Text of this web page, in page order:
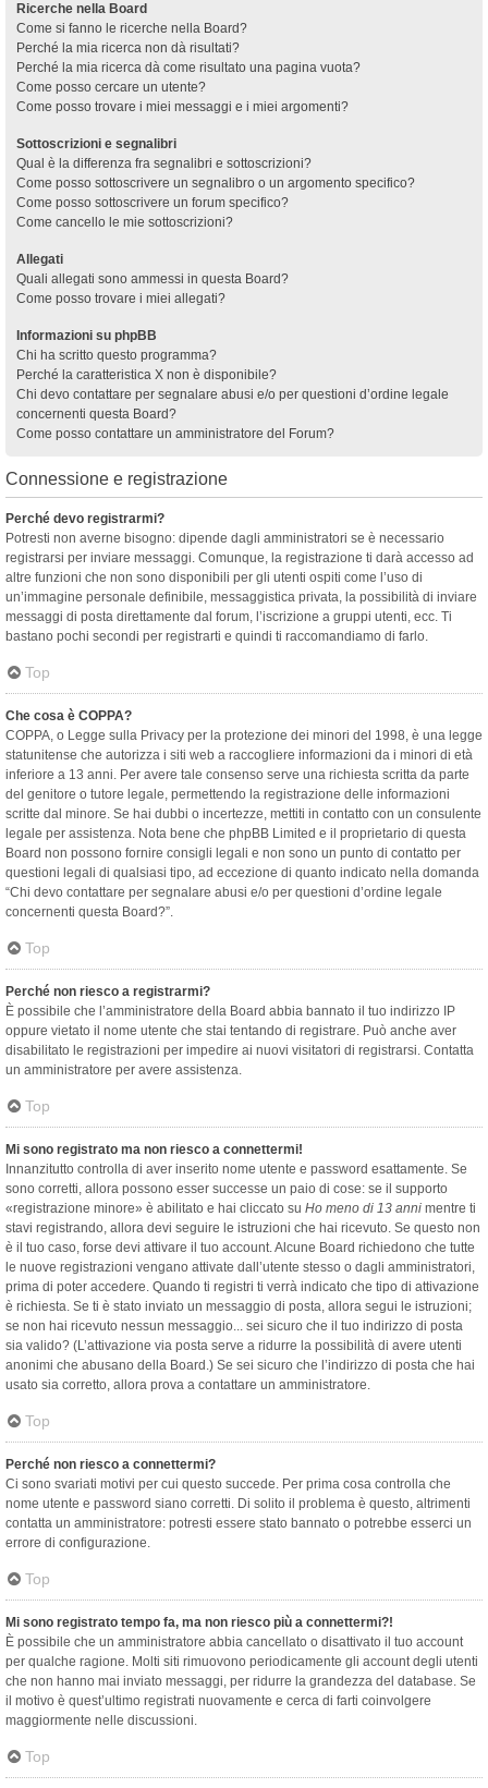
Ricerche nella Board
Come si fanno le ricerche nella Board?
Perché la mia ricerca non dà risultati?
Perché la mia ricerca dà come risultato una pagina vuota?
Come posso cercare un utente?
Come posso trovare i miei messaggi e i miei argomenti?
Sottoscrizioni e segnalibri
Qual è la differenza fra segnalibri e sottoscrizioni?
Come posso sottoscrivere un segnalibro o un argomento specifico?
Come posso sottoscrivere un forum specifico?
Come cancello le mie sottoscrizioni?
Allegati
Quali allegati sono ammessi in questa Board?
Come posso trovare i miei allegati?
Informazioni su phpBB
Chi ha scritto questo programma?
Perché la caratteristica X non è disponibile?
Chi devo contattare per segnalare abusi e/o per questioni d’ordine legale
concernenti questa Board?
Come posso contattare un amministratore del Forum?
Connessione e registrazione
Perché devo registrarmi?
Potresti non averne bisogno: dipende dagli amministratori se è necessario
registrarsi per inviare messaggi. Comunque, la registrazione ti darà accesso ad
altre funzioni che non sono disponibili per gli utenti ospiti come l’uso di
un’immagine personale definibile, messaggistica privata, la possibilità di inviare
messaggi di posta direttamente dal forum, l’iscrizione a gruppi utenti, ecc. Ti
bastano pochi secondi per registrarti e quindi ti raccomandiamo di farlo.
Top
Che cosa è COPPA?
COPPA, o Legge sulla Privacy per la protezione dei minori del 1998, è una legge
statunitense che autorizza i siti web a raccogliere informazioni da i minori di età
inferiore a 13 anni. Per avere tale consenso serve una richiesta scritta da parte
del genitore o tutore legale, permettendo la registrazione delle informazioni
scritte dal minore. Se hai dubbi o incertezze, mettiti in contatto con un consulente
legale per assistenza. Nota bene che phpBB Limited e il proprietario di questa
Board non possono fornire consigli legali e non sono un punto di contatto per
questioni legali di qualsiasi tipo, ad eccezione di quanto indicato nella domanda
“Chi devo contattare per segnalare abusi e/o per questioni d’ordine legale
concernenti questa Board?”.
Top
Perché non riesco a registrarmi?
È possibile che l’amministratore della Board abbia bannato il tuo indirizzo IP
oppure vietato il nome utente che stai tentando di registrare. Può anche aver
disabilitato le registrazioni per impedire ai nuovi visitatori di registrarsi. Contatta
un amministratore per avere assistenza.
Top
Mi sono registrato ma non riesco a connettermi!
Innanzitutto controlla di aver inserito nome utente e password esattamente. Se
sono corretti, allora possono esser successe un paio di cose: se il supporto
«registrazione minore» è abilitato e hai cliccato su Ho meno di 13 anni mentre ti
stavi registrando, allora devi seguire le istruzioni che hai ricevuto. Se questo non
è il tuo caso, forse devi attivare il tuo account. Alcune Board richiedono che tutte
le nuove registrazioni vengano attivate dall’utente stesso o dagli amministratori,
prima di poter accedere. Quando ti registri ti verrà indicato che tipo di attivazione
è richiesta. Se ti è stato inviato un messaggio di posta, allora segui le istruzioni;
se non hai ricevuto nessun messaggio... sei sicuro che il tuo indirizzo di posta
sia valido? (L’attivazione via posta serve a ridurre la possibilità di avere utenti
anonimi che abusano della Board.) Se sei sicuro che l’indirizzo di posta che hai
usato sia corretto, allora prova a contattare un amministratore.
Top
Perché non riesco a connettermi?
Ci sono svariati motivi per cui questo succede. Per prima cosa controlla che
nome utente e password siano corretti. Di solito il problema è questo, altrimenti
contatta un amministratore: potresti essere stato bannato o potrebbe esserci un
errore di configurazione.
Top
Mi sono registrato tempo fa, ma non riesco più a connettermi?!
È possibile che un amministratore abbia cancellato o disattivato il tuo account
per qualche ragione. Molti siti rimuovono periodicamente gli account degli utenti
che non hanno mai inviato messaggi, per ridurre la grandezza del database. Se
il motivo è quest’ultimo registrati nuovamente e cerca di farti coinvolgere
maggiormente nelle discussioni.
Top